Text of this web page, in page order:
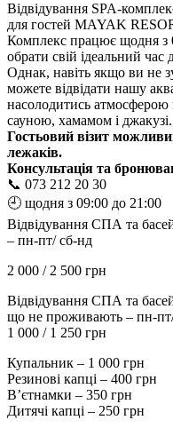
Відвідування SPA-
для гостей MAYAK
Комплекс працює щодня
обрати свій ідеальний час
Однак, навіть якщо ви не
можете відвідати нашу
насолодитись
сауною, хамамом і джакузі.
Гостьовий візит
лежаків.
Консультація та
📞 073 212 20 30
🕘 щодня з 09:00 до 21:00
Відвідування СПА та
– пн-пт/ сб-нд
2 000 / 2 500 грн
Відвідування СПА та
що не проживають – пн-
1 000 / 1 250 грн
Купальник – 1 000 грн
Резинові капці – 400 грн
Вʼєтнамки – 350 грн
Дитячі капці – 250 грн